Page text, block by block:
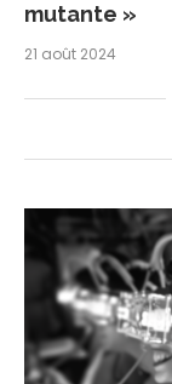
mutante »
21 août 2024